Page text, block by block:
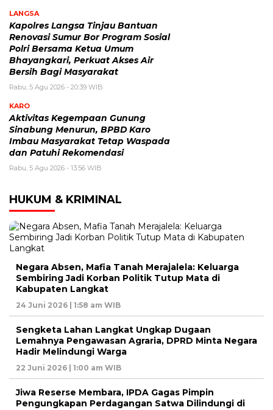
LANGSA
Kapolres Langsa Tinjau Bantuan
Renovasi Sumur Bor Program Sosial
Polri Bersama Ketua Umum
Bhayangkari, Perkuat Akses Air
Bersih Bagi Masyarakat
Rabu, 5 Agu 2026 - 20:39 WIB
KARO
Aktivitas Kegempaan Gunung
Sinabung Menurun, BPBD Karo
Imbau Masyarakat Tetap Waspada
dan Patuhi Rekomendasi
Rabu, 5 Agu 2026 - 13:56 WIB
HUKUM & KRIMINAL
Negara Absen, Mafia Tanah Merajalela: Keluarga
Sembiring Jadi Korban Politik Tutup Mata di
Kabupaten Langkat
24 Juni 2026 | 1:58 am WIB
Sengketa Lahan Langkat Ungkap Dugaan
Lemahnya Pengawasan Agraria, DPRD Minta Negara
Hadir Melindungi Warga
22 Juni 2026 | 1:00 am WIB
Jiwa Reserse Membara, IPDA Gagas Pimpin
Pengungkapan Perdagangan Satwa Dilindungi di